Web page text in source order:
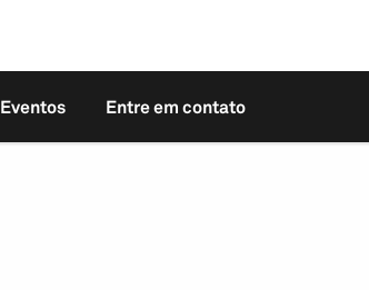
Eventos Entre em contato